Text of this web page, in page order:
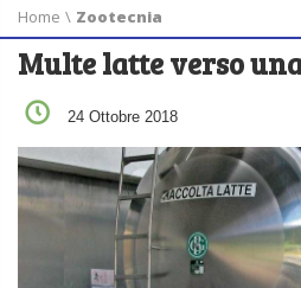
Home \ Zootecnia
Multe latte verso
24 Ottobre 2018